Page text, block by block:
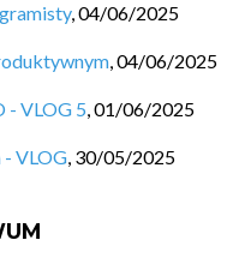
,04/06/2025
,04/06/2025
- VLOG 5,01/06/2025
VLOG, 30/05/2025